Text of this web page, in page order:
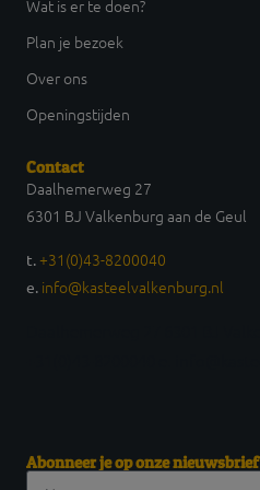
Wat is er te doen?
Plan je bezoek
Over ons
Openingstijden
Contact
Daalhemerweg 27
6301 BJ Valkenburg aan de Geul
t.+31(0)43-8200040
e. info@kasteelvalkenburg.nl
Abonneer je op onze nieuwsbrief